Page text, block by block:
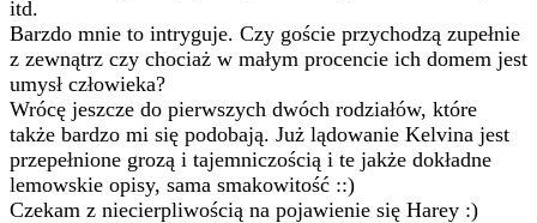
itd.
Barzdo mnie to intryguje. Czy goście przychodzą zupełnie
z zewnątrz czy chociaż w małym procencie ich domem jest
umysł człowieka?
Wrócę jeszcze do pierwszych dwóch rodziałów, które
także bardzo mi się podobają. Już lądowanie Kelvina jest
przepełnione grozą i tajemniczością i te jakże dokładne
lemowskie opisy, sama smakowitość ::)
Czekam z niecierpliwością na pojawienie się Harey :)